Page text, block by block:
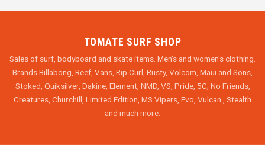
TOMATE SURF SHOP
Sales of surf, bodyboard and skate items. Men's and women's clothing.
Brands Billabong, Reef, Vans, Rip Curl, Rusty, Volcom, Maui and Sons,
Stoked, Quiksilver, Dakine, Element, NMD, VS, Pride, 5C, No Friends,
Creatures, Churchill, Limited Edition, MS Vipers, Evo, Vulcan , Stealth
and much more.